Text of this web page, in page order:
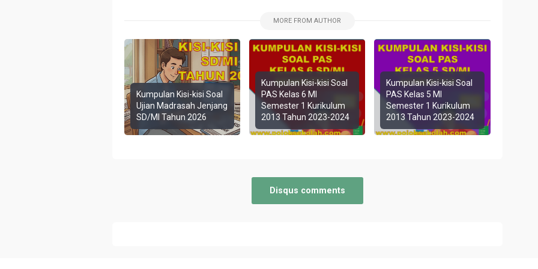
MORE FROM AUTHOR
Kumpulan Kisi-kisi Soal
Ujian Madrasah Jenjang
SD/MI Tahun 2026
Kumpulan Kisi-kisi Soal
PAS Kelas 6 MI
Semester 1 Kurikulum
2013 Tahun 2023-2024
Kumpulan Kisi-kisi Soal
PAS Kelas 5 MI
Semester 1 Kurikulum
2013 Tahun 2023-2024
Disqus comments